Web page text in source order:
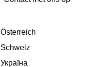
Österreich
Schweiz
Україна